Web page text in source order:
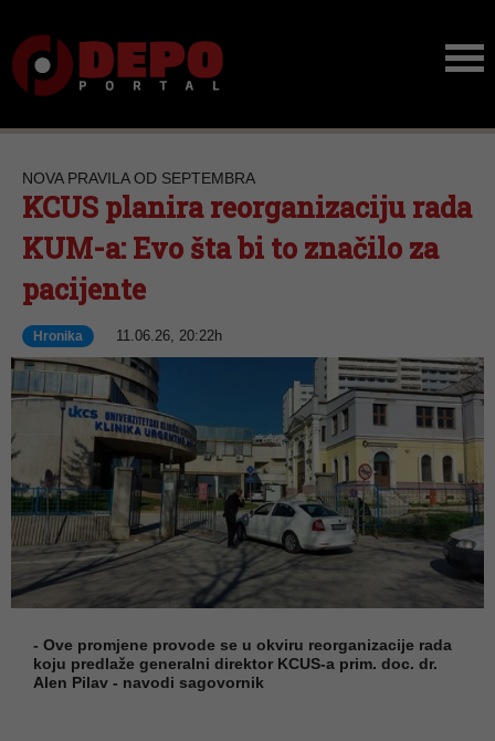
NOVA PRAVILA OD SEPTEMBRA
KCUS planira reorganizaciju rada
KUM-a: Evo šta bi to značilo za
pacijente
Hronika 11.06.26, 20:22h
- Ove promjene provode se u okviru reorganizacije rada
koju predlaže generalni direktor KCUS-a prim. doc. dr.
Alen Pilav - navodi sagovornik